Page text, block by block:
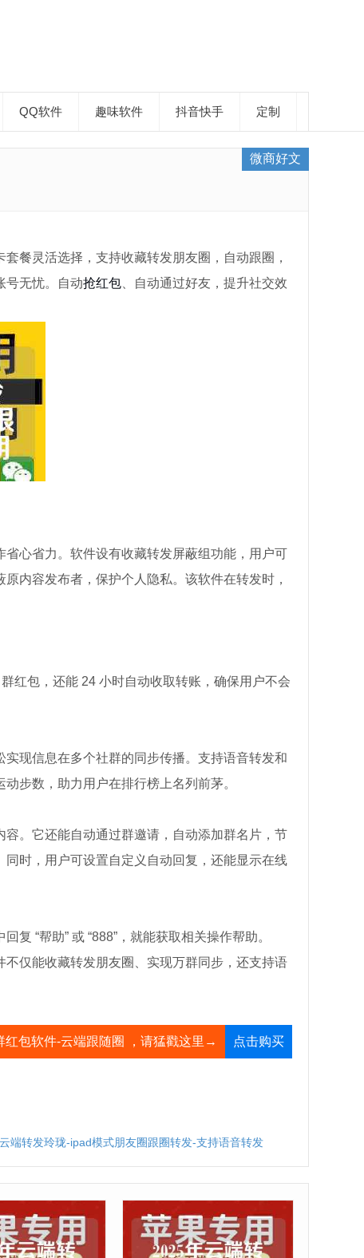
QQ软件 趣味软件 抖音快手 定制
微商好文
餐灵活选择，支持收藏转发朋友圈，自动跟圈，
号无忧。自动抢红包、自动通过好友，提升社交效
心省力。软件设有收藏转发屏蔽组功能，用户可
内容发布者，保护个人隐私。该软件在转发时，
红包，还能 24 小时自动收取转账，确保用户不会
现信息在多个社群的同步传播。支持语音转发和
步数，助力用户在排行榜上名列前茅。​
容。它还能自动通过群邀请，自动添加群名片，节
同时，用户可设置自定义自动回复，还能显示在线
“帮助” 或 “888”，就能获取相关操作帮助。
仅能收藏转发朋友圈、实现万群同步，还支持语
红包软件-云端跟随圈 ，请猛戳这里→ 点击购买
端转发玲珑-ipad模式朋友圈跟圈转发-支持语音转发